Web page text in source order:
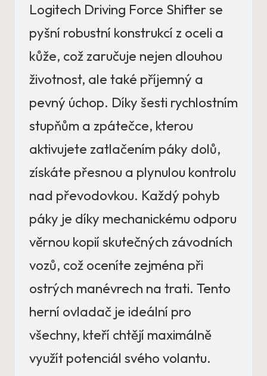
Logitech Driving Force Shifter se
pyšní robustní konstrukcí z oceli a
kůže, což zaručuje nejen dlouhou
životnost, ale také příjemný a
pevný úchop. Díky šesti rychlostním
stupňům a zpátečce, kterou
aktivujete zatlačením páky dolů,
získáte přesnou a plynulou kontrolu
nad převodovkou. Každý pohyb
páky je díky mechanickému odporu
věrnou kopií skutečných závodních
vozů, což oceníte zejména při
ostrých manévrech na trati. Tento
herní ovladač je ideální pro
všechny, kteří chtějí maximálně
využít potenciál svého volantu.